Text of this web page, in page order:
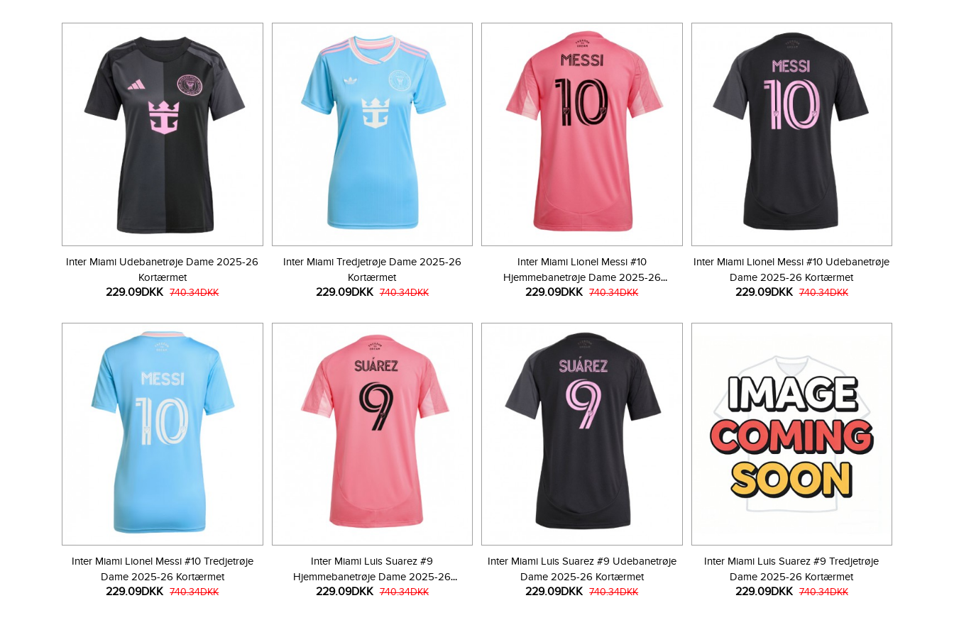
Inter Miami Udebanetrøje Dame 2025-26
Kortærmet
229.09DKK 740.34DKK
Inter Miami Tredjetrøje Dame 2025-26
Kortærmet
229.09DKK 740.34DKK
Inter Miami Lionel Messi #10
Hjemmebanetrøje Dame 2025-26
Kortærmet
229.09DKK 740.34DKK
Inter Miami Lionel Messi #10 Udebanetrøje
Dame 2025-26 Kortærmet
229.09DKK 740.34DKK
Inter Miami Lionel Messi #10 Tredjetrøje
Dame 2025-26 Kortærmet
229.09DKK 740.34DKK
Inter Miami Luis Suarez #9
Hjemmebanetrøje Dame 2025-26
Kortærmet
229.09DKK 740.34DKK
Inter Miami Luis Suarez #9 Udebanetrøje
Dame 2025-26 Kortærmet
229.09DKK 740.34DKK
Inter Miami Luis Suarez #9 Tredjetrøje
Dame 2025-26 Kortærmet
229.09DKK 740.34DKK